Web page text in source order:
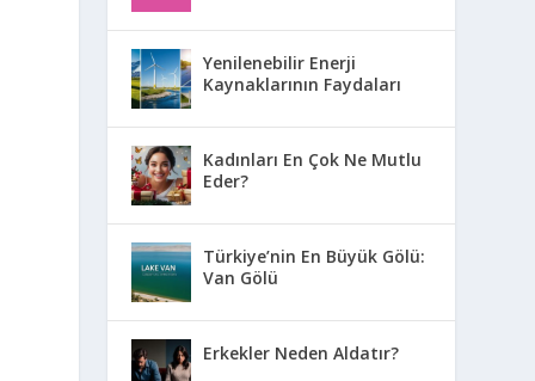
Yenilenebilir Enerji
Kaynaklarının Faydaları
Kadınları En Çok Ne Mutlu
Eder?
Türkiye’nin En Büyük Gölü:
Van Gölü
Erkekler Neden Aldatır?